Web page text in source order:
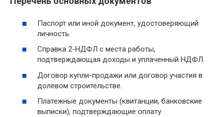
Паспорт или иной документ, удостоверяющий
личность.
Справка 2-НДФЛ с места работы,
подтверждающая доходы и уплаченный НДФЛ.
Договор купли-продажи или договор участия в
долевом строительстве.
Платежные документы (квитанции, банковские
выписки), подтверждающие оплату